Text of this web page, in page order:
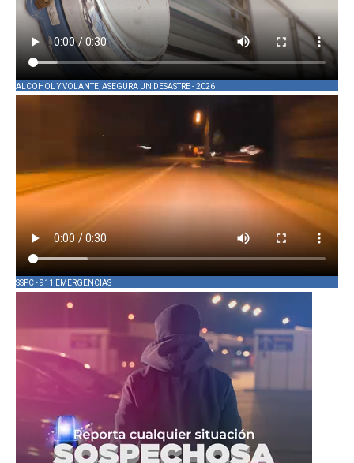
ALCOHOL Y VOLANTE, ASEGURA UN DESASTRE - 2026
SSPC - 911 EMERGENCIAS